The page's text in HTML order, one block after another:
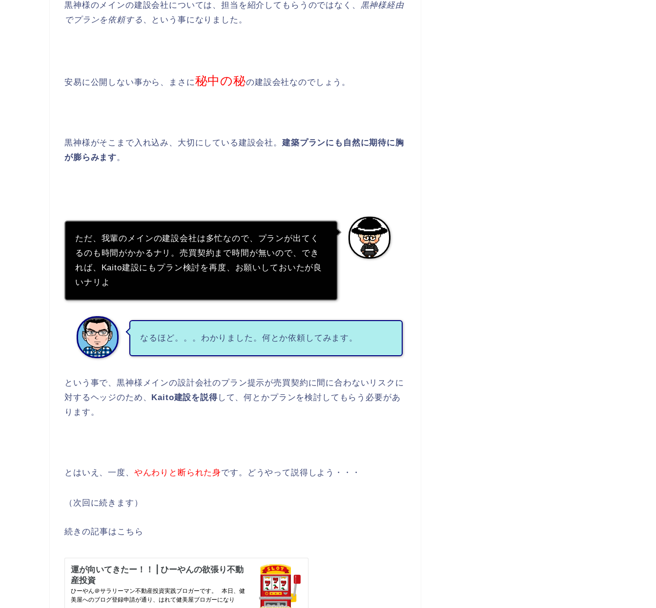
黒神様のメインの建設会社については、担当を紹介してもらうのではなく、 黒神様経由
でプランを依頼する 、という事になりました。
安易に公開しない事から、まさに秘中の秘の建設会社なのでしょう。
黒神様がそこまで入れ込み、大切にしている建設会社。 建築プランにも自然に期待に胸
が膨らみます。
ただ、我輩のメインの建設会社は多忙なので、プランが出てく
るのも時間がかかるナリ。売買契約まで時間が無いので、でき
れば、Kaito建設にもプラン検討を再度、お願いしておいたが良
いナリよ
なるほど。。。わかりました。何とか依頼してみます。
という事で、黒神様メインの設計会社のプラン提示が売買契約に間に合わないリスクに
対するヘッジのため、
Kaito建設を説得して、何とかプランを検討してもらう必要があ
ります。
とはいえ、一度、 やんわりと断られた身です。どうやって説得しよう・・・
（次回に続きます）
続きの記事はこちら